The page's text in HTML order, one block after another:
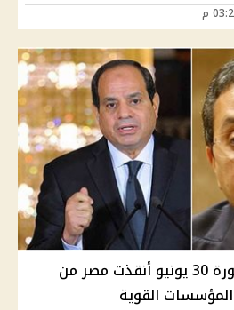
الدكتور إيهاب رمزي: ثورة 30 يونيو أنقذت مصر من
القوية